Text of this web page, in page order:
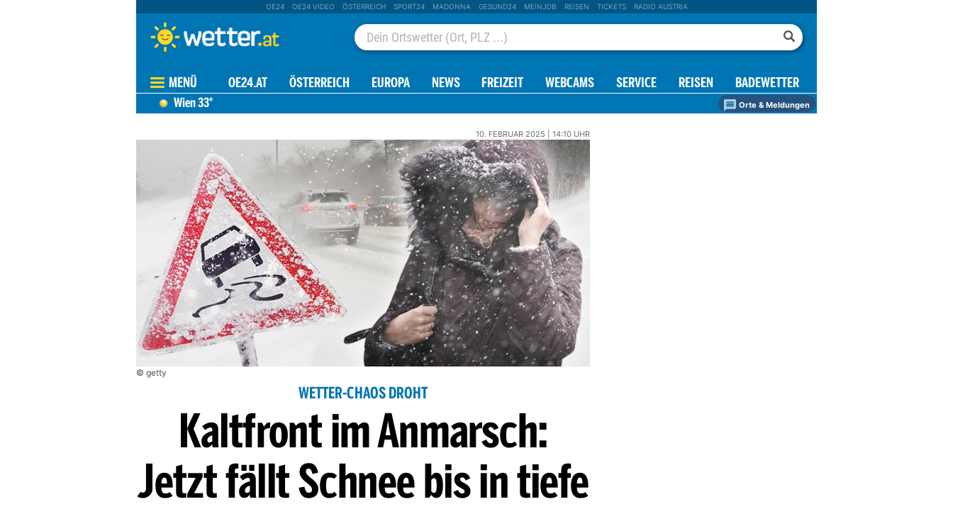
OE24 OE24 VIDEO ÖSTERREICH SPORT24 MADONNA GESUND24 MEINJOB REISEN TICKETS RADIO AUSTRIA
MENÜ OE24.AT ÖSTERREICH EUROPA NEWS FREIZEIT WEBCAMS SERVICE REISEN BADEWETTER
Wien33° Orte & Meldungen
10. FEBRUAR 2025 | 14:10 UHR
© getty
WETTER-CHAOS DROHT
Kaltfront im Anmarsch:
Jetzt fällt Schnee bis in tiefe